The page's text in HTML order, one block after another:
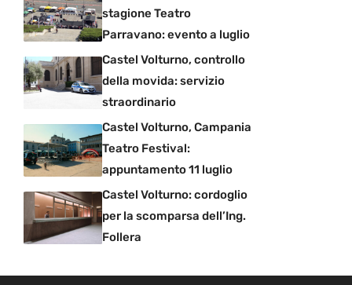
stagione Teatro
Parravano: evento a luglio
Castel Volturno, controllo
della movida: servizio
straordinario
Castel Volturno, Campania
Teatro Festival:
appuntamento 11 luglio
Castel Volturno: cordoglio
per la scomparsa dell’Ing.
Follera